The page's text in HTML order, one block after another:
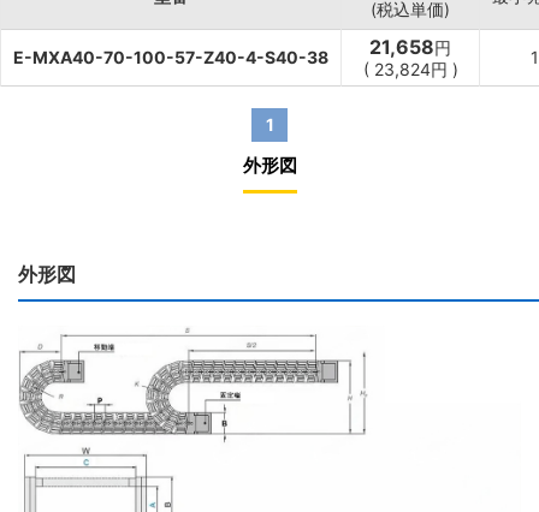
(税込単価)
E-MXA40-70-100-57-Z40-4-S40-38 21,658円
( 23,824円 )
1
外形図
外形図